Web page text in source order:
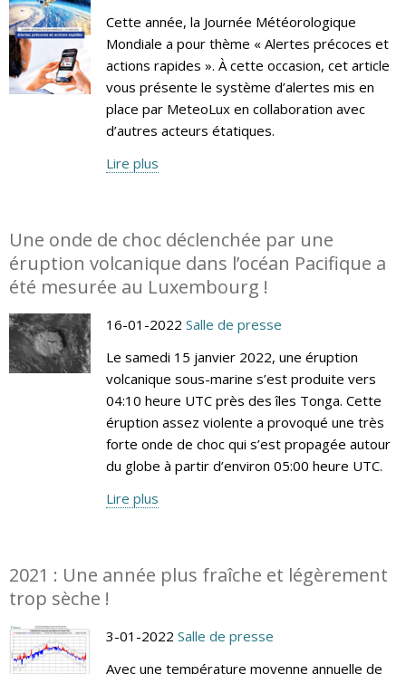
Cette année, la Journée Météorologique
Mondiale a pour thème « Alertes précoces et
actions rapides ». À cette occasion, cet article
vous présente le système d’alertes mis en
place par MeteoLux en collaboration avec
d’autres acteurs étatiques.
Lire plus
Une onde de choc déclenchée par une
éruption volcanique dans l’océan Pacifique a
été mesurée au Luxembourg !
16-01-2022 Salle de presse
Le samedi 15 janvier 2022, une éruption
volcanique sous-marine s’est produite vers
04:10 heure UTC près des îles Tonga. Cette
éruption assez violente a provoqué une très
forte onde de choc qui s’est propagée autour
du globe à partir d’environ 05:00 heure UTC.
Lire plus
2021 : Une année plus fraîche et légèrement
trop sèche !
3-01-2022 Salle de presse
Avec une température moyenne annuelle de